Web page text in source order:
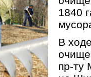
1840
В
пр-ту